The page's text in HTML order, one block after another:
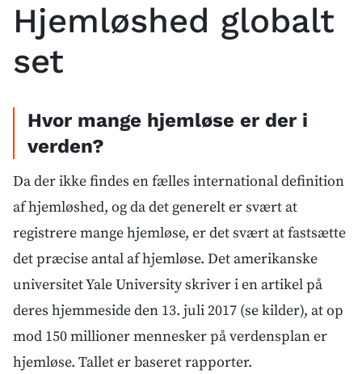
Hjemløshed globalt
set
Hvor mange hjemløse er der i
verden?
Da der ikke findes en fælles international definition
af hjemløshed, og da det generelt er svært at
registrere mange hjemløse, er det svært at fastsætte
det præcise antal af hjemløse. Det amerikanske
universitet Yale University skriver i en artikel på
deres hjemmeside den 13. juli 2017 (se kilder), at op
mod 150 millioner mennesker på verdensplan er
hjemløse. Tallet er baseret rapporter.